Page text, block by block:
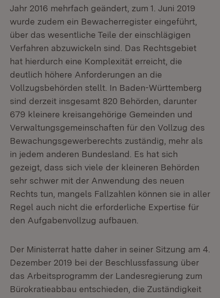
Jahr 2016 mehrfach geändert, zum 1. Juni 2019
wurde zudem ein Bewacherregister eingeführt,
über das wesentliche Teile der einschlägigen
Verfahren abzuwickeln sind. Das Rechtsgebiet
hat hierdurch eine Komplexität erreicht, die
deutlich höhere Anforderungen an die
Vollzugsbehörden stellt. In Baden-Württemberg
sind derzeit insgesamt 820 Behörden, darunter
679 kleinere kreisangehörige Gemeinden und
Verwaltungsgemeinschaften für den Vollzug des
Bewachungsgewerberechts zuständig, mehr als
in jedem anderen Bundesland. Es hat sich
gezeigt, dass sich viele der kleineren Behörden
sehr schwer mit der Anwendung des neuen
Rechts tun, mangels Fallzahlen können sie in aller
Regel auch nicht die erforderliche Expertise für
den Aufgabenvollzug aufbauen.
Der Ministerrat hatte daher in seiner Sitzung am 4.
Dezember 2019 bei der Beschlussfassung über
das Arbeitsprogramm der Landesregierung zum
Bürokratieabbau entschieden, die Zuständigkeit